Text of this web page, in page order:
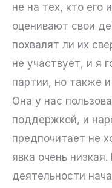
не на тех, кто его
оценивают свои
похвалят ли их
не участвует, и я
партии, но также
Она у нас
поддержкой, и
предпочитает не
явка очень
деятельности